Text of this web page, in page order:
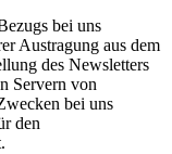
bei uns
Austragung aus dem
des Newsletters
Servern von
bei uns
den